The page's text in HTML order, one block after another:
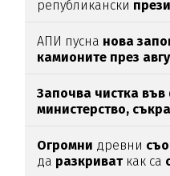
републикански
АПИ пусна нова
камионите през
Започва чистка
министерство,
Огромни древни
да разкриваткак са